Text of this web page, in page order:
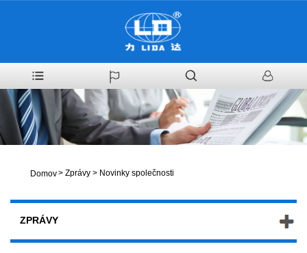
Domov> Zprávy > Novinky společnosti
ZPRÁVY